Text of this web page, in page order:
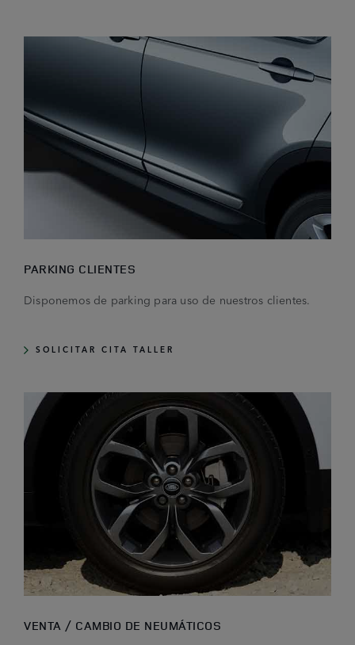
PARKING CLIENTES
Disponemos de parking para uso de nuestros clientes.
SOLICITAR CITA TALLER
VENTA / CAMBIO DE NEUMÁTICOS